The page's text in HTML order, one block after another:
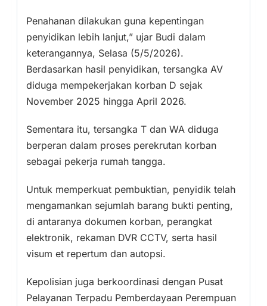
Penahanan dilakukan guna kepentingan
penyidikan lebih lanjut,” ujar Budi dalam
keterangannya, Selasa (5/5/2026).
Berdasarkan hasil penyidikan, tersangka AV
diduga mempekerjakan korban D sejak
November 2025 hingga April 2026.
Sementara itu, tersangka T dan WA diduga
berperan dalam proses perekrutan korban
sebagai pekerja rumah tangga.
Untuk memperkuat pembuktian, penyidik telah
mengamankan sejumlah barang bukti penting,
di antaranya dokumen korban, perangkat
elektronik, rekaman DVR CCTV, serta hasil
visum et repertum dan autopsi.
Kepolisian juga berkoordinasi dengan Pusat
Pelayanan Terpadu Pemberdayaan Perempuan